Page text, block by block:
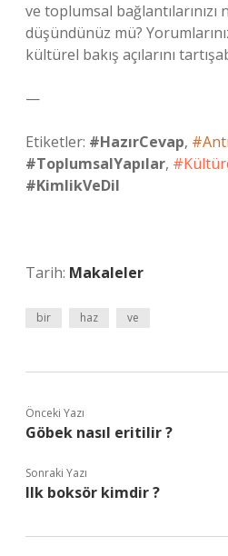
ve toplumsal bağlantılarınızı
düşündünüz mü?
kültürel bakış açılarını
—
Etiketler: #HazırCevap,
#ToplumsalYapılar,
#KimlikVeDil
Tarih: Makaleler
bir haz ve
Önceki Yazı
Göbek nasıl eritilir ?
Sonraki Yazı
Ilk boksör kimdir ?